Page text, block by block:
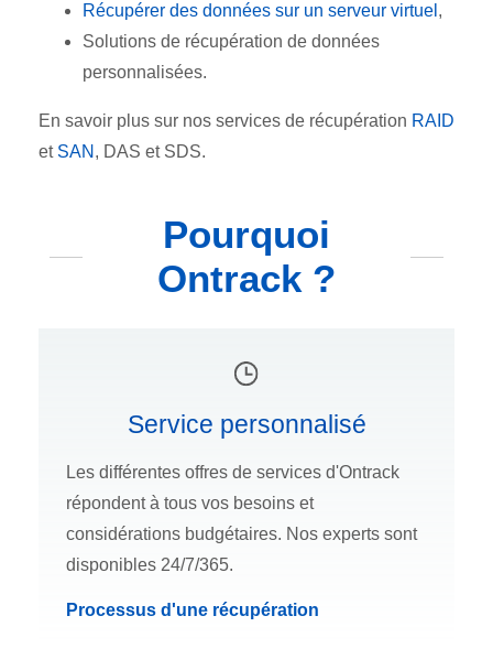
Récupérer des données sur un serveur virtuel ,
Solutions de récupération de données
personnalisées.
En savoir plus sur nos services de récupération RAID
et SAN , DAS et SDS.
Pourquoi
Ontrack ?
Service personnalisé
Les différentes offres de services d'Ontrack
répondent à tous vos besoins et
considérations budgétaires. Nos experts sont
disponibles 24/7/365.
Processus d'une récupération